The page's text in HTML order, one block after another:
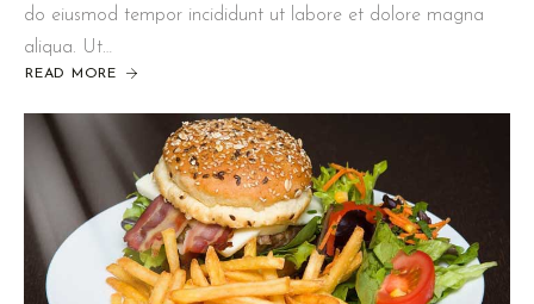
do eiusmod tempor incididunt ut labore et dolore magna
aliqua. Ut…
READ MORE
ABOUT
OF
YOUR
MORNING
COFFEE